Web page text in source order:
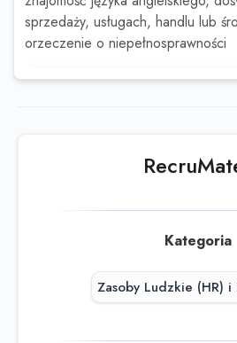
sprzedaży, usługach, handlu lub
orzeczenie o niepełnosprawności
Kategoria
Zasoby Ludzkie (HR) i